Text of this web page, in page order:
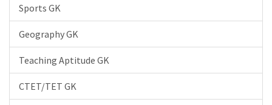
Sports GK
Geography GK
Teaching Aptitude GK
CTET/TET GK